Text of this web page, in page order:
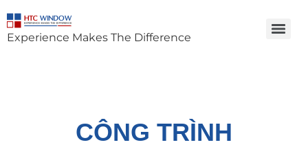
Experience Makes The Difference
CÔNG TRÌNH